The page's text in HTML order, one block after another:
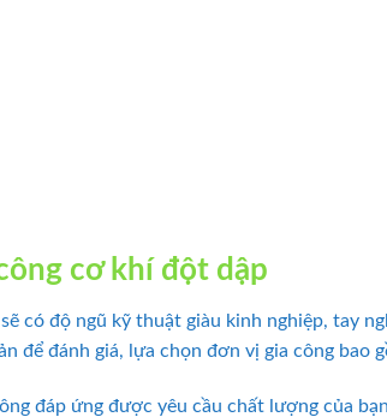
cơ khí đột dập
có độ ngũ kỹ thuật giàu kinh nghiệp, tay
để đánh giá, lựa chọn đơn vị gia công bao
đáp ứng được yêu cầu chất lượng của